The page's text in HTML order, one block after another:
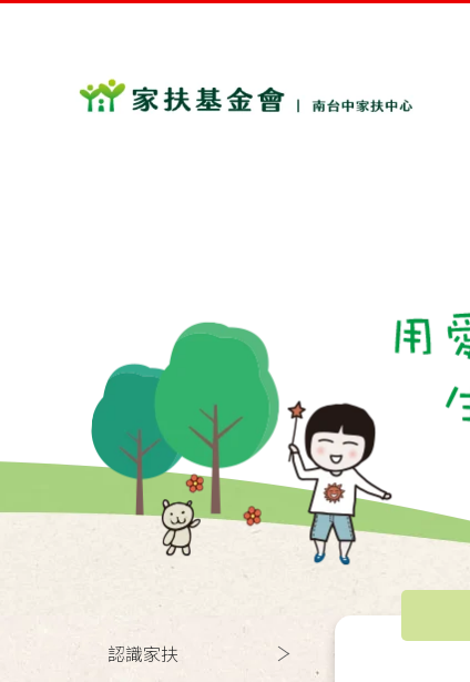
認識家扶